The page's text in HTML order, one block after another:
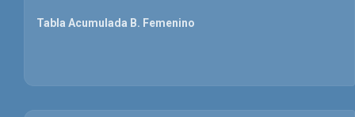
Tabla Acumulada B. Femenino